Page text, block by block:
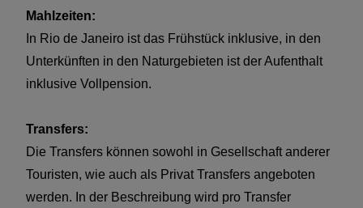
Mahlzeiten:
In Rio de Janeiro ist das Frühstück inklusive, in den
Unterkünften in den Naturgebieten ist der Aufenthalt
inklusive Vollpension.
Transfers:
Die Transfers können sowohl in Gesellschaft anderer
Touristen, wie auch als Privat Transfers angeboten
werden. In der Beschreibung wird pro Transfer